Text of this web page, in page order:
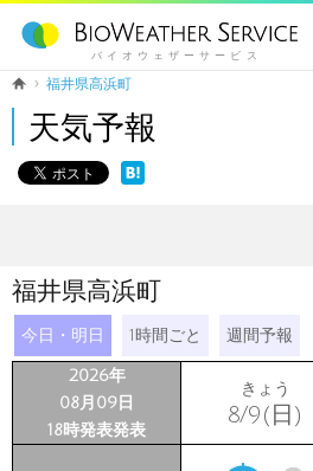
バイオウェザーサービス
福井県高浜町
天気予報
福井県高浜町
今日・明日 1時間ごと 週間予報
2026年
08月09日
18時発表発表
きょう
8/9(日)